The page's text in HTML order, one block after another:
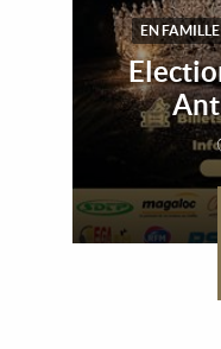
EN FAMILLE